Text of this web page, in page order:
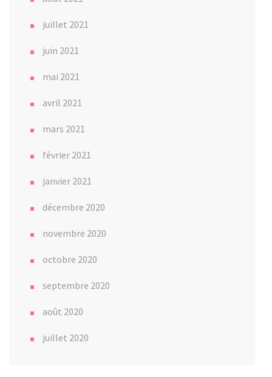
juillet 2021
juin 2021
mai 2021
avril 2021
mars 2021
février 2021
janvier 2021
décembre 2020
novembre 2020
octobre 2020
septembre 2020
août 2020
juillet 2020